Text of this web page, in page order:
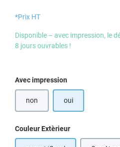
*Prix HT
Disponible – avec impression, le
8 jours ouvrables !
Sélectionnez
Avec impression
non oui
Sélectionnez
Couleur Extèrieur